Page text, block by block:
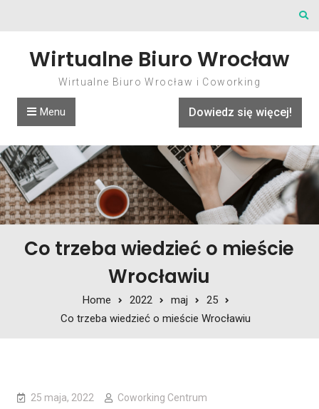
Wirtualne Biuro Wrocław
Wirtualne Biuro Wrocław i Coworking
Dowiedz się więcej!
Menu
Co trzeba wiedzieć o mieście
Wrocławiu
Home 2022 maj
25
Co trzeba wiedzieć o mieście Wrocławiu
25 maja, 2022
Coworking Centrum